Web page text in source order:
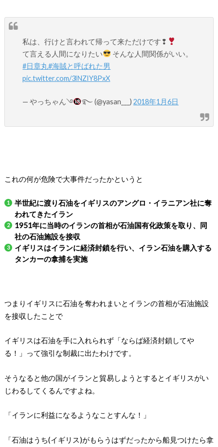
私は、行けと言われて帰って来ただけです❢
て言える人間になりたい
そんな人間関係がいい。
#日章丸#海賊と呼ばれた男
pic.twitter.com/3lNZIY8PxX
— やっちゃん࿓ ࿐ (@yasan___)2018年1月6日
これの何が危険で大事件だったかというと
半世紀に渡り石油をイギリスのアングロ・イラニアン社に奪
われてきたイラン
1951年に当時のイランの首相が石油国有化政策を取り、同
社の石油施設を接収
イギリスはイランに経済封鎖を行い、イラン石油を購入する
タンカーの拿捕を実施
つまりイギリスに石油を奪われまいとイランの首相が石油施設
を接収したことで
イギリスは石油を手に入れられず「ならば経済封鎖してや
る！」って強引な制裁に出たわけです。
そうなると他の国がイランと貿易しようとするとイギリスがい
じわるしてくるんですよね。
「イランに利益になるようなことすんな！」
「石油はうち(イギリス)がもらうはずだったから船見つけたら拿